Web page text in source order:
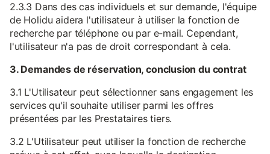
2.3.3 Dans des cas individuels et sur demande, l'équipe
de Holidu aidera l'utilisateur à utiliser la fonction de
recherche par téléphone ou par e-mail. Cependant,
l'utilisateur n'a pas de droit correspondant à cela.
3. Demandes de réservation, conclusion du contrat
3.1 L'Utilisateur peut sélectionner sans engagement les
services qu'il souhaite utiliser parmi les offres
présentées par les Prestataires tiers.
3.2 L'Utilisateur peut utiliser la fonction de recherche